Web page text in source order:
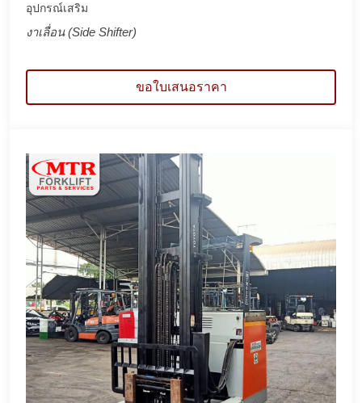
อุปกรณ์เสริม
งาเลื่อน (Side Shifter)
ขอใบเสนอราคา